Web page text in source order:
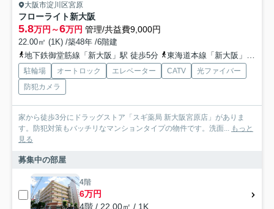
大阪市淀川区宮原
フローライト新大阪
5.8万円～6万円 管理/共益費9,000円
22.00㎡ (1K) /築48年 /6階建
地下鉄御堂筋線「新大阪」駅 徒歩5分
東海道本線「新大阪」駅 徒歩8分
駐輪場 オートロック エレベーター CATV
光ファイバー
防犯カメラ
家から徒歩3分にドラッグストア「スギ薬局 新大阪宮原店」がありま
す。防犯対策もバッチリなマンションタイプの物件です。洗面... もっと
見る
募集中の部屋
4階
6万円
4階 / 22.00㎡ / 1K